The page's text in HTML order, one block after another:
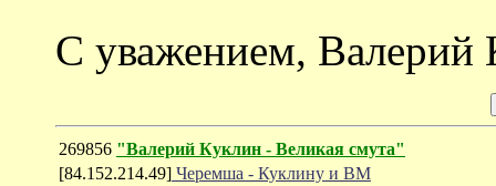
С уважением, Валерий
269856 "Валерий Куклин - Великая смута"
[84.152.214.49] Черемша - Куклину и ВМ